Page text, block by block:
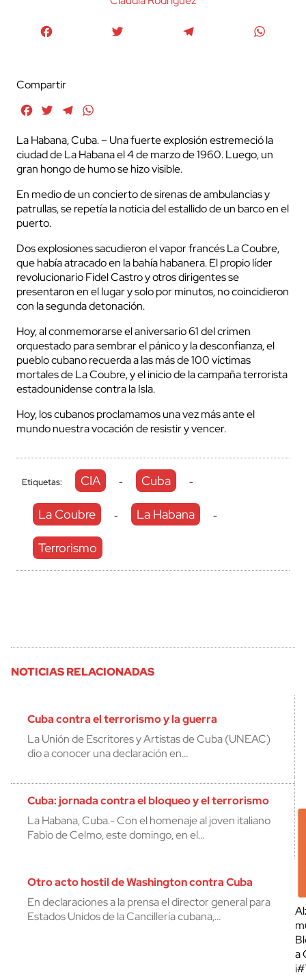
Compartir
FacebookTwitterTelegram
La Habana, Cuba. – Una fuerte explosión estremeció la
ciudad de La Habana el 4 de marzo de 1960. Luego, un
gran hongo de humo se hizo visible.
En medio de un concierto de sirenas de ambulancias y
patrullas, se repetía la noticia del estallido de un barco en el
puerto.
Dos explosiones sacudieron el vapor francés La Coubre,
que había atracado en la bahía habanera. El propio líder
revolucionario Fidel Castro y otros dirigentes se
presentaron en el lugar y solo por minutos, no coincidieron
con la segunda detonación.
Hoy, al conmemorarse el aniversario 61 del crimen
orquestado para sembrar el pánico y la desconfianza, el
pueblo cubano recuerda a las más de 100 víctimas
mortales de La Coubre, y el inicio de la campaña terrorista
estadounidense contra la Isla.
Hoy, los cubanos proclamamos una vez más ante el
mundo nuestra vocación de resistir y vencer.
Etiquetas: CIA - Cuba -
La Coubre - La Habana -
Terrorismo
NOTICIAS RELACIONADAS
Cuba contra el terrorismo y la guerra
La Unión de Escritores y Artistas de Cuba (UNEAC)
dio a conocer una declaración en…
Cuba: jornada contra el bloqueo y el terrorismo
La Habana, Cuba.- Con el homenaje al joven italiano
Fabio de Celmo, este domingo, en el…
Otro acto hostil de Washington contra Cuba
En declaraciones a la prensa el director general para
Estados Unidos de la Cancillería cubana,…
a